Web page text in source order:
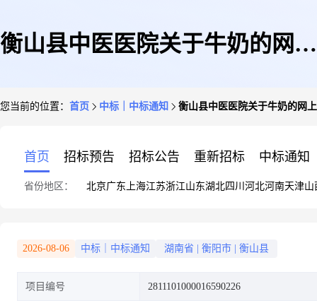
衡山县中医医院关于牛奶的网上
您当前的位置： 首页 中标｜中标通知 衡山县中医医院关于牛奶的网
首页 招标预告 招标公告 重新招标 中标通知
省份地区： 北京广东 上海江苏浙江山东湖北四川 河北河南天津山
2026-08-06 中标｜中标通知 湖南省 衡阳市 衡山县
项目编号 2811101000016590226